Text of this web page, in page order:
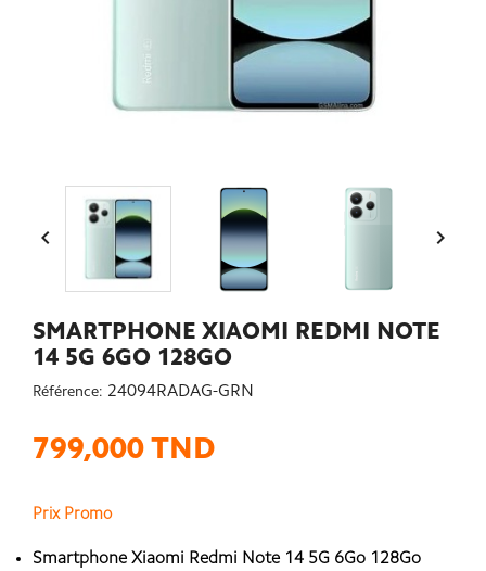
 
SMARTPHONE XIAOMI REDMI NOTE
14 5G 6GO 128GO
Référence: 24094RADAG-GRN
799,000 TND
Prix Promo
Smartphone Xiaomi Redmi Note 14 5G 6Go 128Go